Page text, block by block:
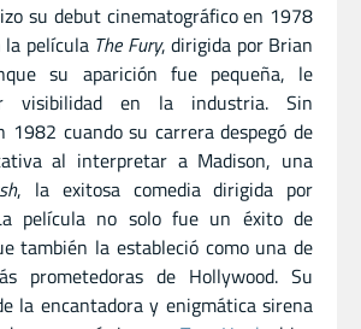
su debut cinematográfico en 1978
la película The Fury, dirigida por Brian
su aparición fue pequeña, le
visibilidad en la industria. Sin
1982 cuando su carrera despegó de
al interpretar a Madison, una
, la exitosa comedia dirigida por
película no solo fue un éxito de
también la estableció como una de
prometedoras de Hollywood. Su
la encantadora y enigmática sirena